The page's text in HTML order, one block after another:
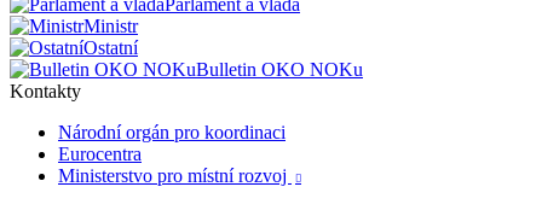
Ministr
Ostatní
Bulletin OKO NOKu
Kontakty
Národní orgán pro koordinaci
Eurocentra
Ministerstvo pro místní rozvoj
